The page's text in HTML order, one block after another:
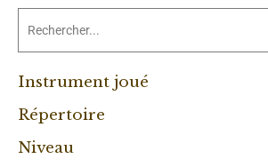
Instrument joué
Répertoire
Niveau